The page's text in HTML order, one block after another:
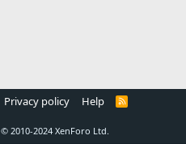
Privacy policy Help
R
© 2010-2024 XenForo Ltd.